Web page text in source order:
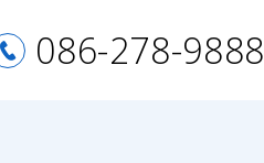
086-278-9888